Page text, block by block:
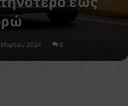
Μαρτίου 2024 0